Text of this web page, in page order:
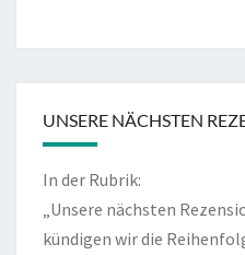
UNSERE NÄCHSTEN
In der Rubrik:
„Unsere nächsten
kündigen wir die